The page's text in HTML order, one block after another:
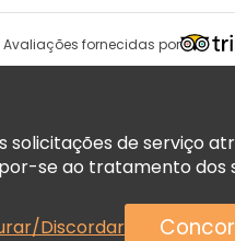
Avaliações fornecidas por
solicitações de serviço
se ao tratamento dos
Discordar